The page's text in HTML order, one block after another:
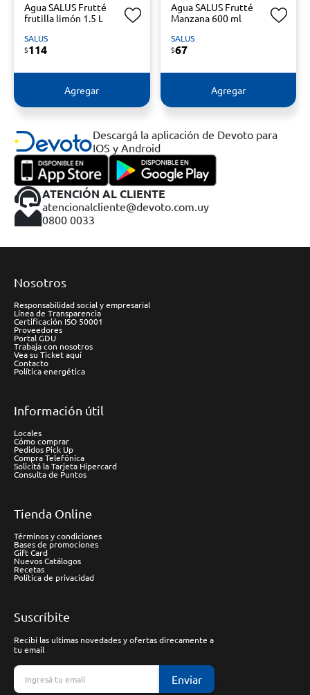
Agua SALUS Frutté
frutilla limón 1.5 L
SALUS
$114
Agregar
Agua SALUS Frutté
Manzana 600 ml
SALUS
$67
Agregar
Descargá la aplicación de Devoto para
IOS y Android
ATENCIÓN AL CLIENTE
atencionalcliente@devoto.com.uy
0800 0033
Nosotros
Responsabilidad social y empresarial
Línea de Transparencia
Certificación ISO 50001
Proveedores
Portal GDU
Trabaja con nosotros
Vea su Ticket aquí
Contacto
Política energética
Información útil
Locales
Cómo comprar
Pedidos Pick Up
Compra Telefónica
Solicitá la Tarjeta Hipercard
Consulta de Puntos
Tienda Online
Términos y condiciones
Bases de promociones
Gift Card
Nuevos Catálogos
Recetas
Política de privacidad
Suscríbite
Recibí las ultimas novedades y ofertas direcamente a
tu email
Enviar